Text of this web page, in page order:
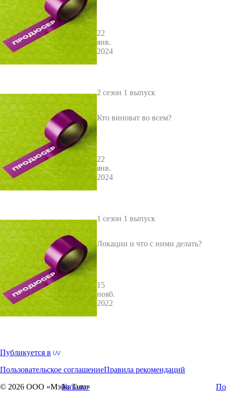
Каталог
22
янв.
2024
2 сезон 1 выпуск
Кто виноват во всем?
22
янв.
2024
1 сезон 1 выпуск
Локации и что с ними делать?
15
нояб.
2022
Публикуется в
Пользовательское соглашениеПравила рекомендаций
© 2026 ООО «Мэйв Тим»